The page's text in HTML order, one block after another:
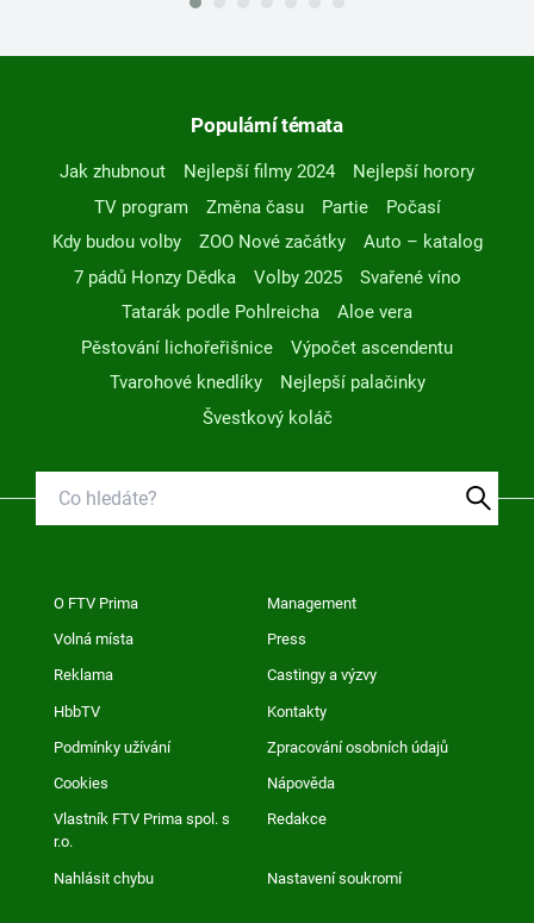
Populární témata
Jak zhubnout Nejlepší filmy 2024
Nejlepší horory
TV program
Změna času Partie
Počasí
Kdy budou volby
ZOO Nové začátky
Auto – katalog
7 pádů Honzy Dědka
Volby 2025
Svařené víno
Tatarák podle Pohlreicha
Aloe vera
Pěstování lichořeřišnice
Výpočet ascendentu
Tvarohové knedlíky
Nejlepší palačinky
Švestkový koláč
O FTV Prima Management
Volná místa Press
Reklama Castingy a výzvy
HbbTV Kontakty
Podmínky užívání Zpracování osobních údajů
Cookies Nápověda
Vlastník FTV Prima spol. s
r.o.
Redakce
Nahlásit chybu Nastavení soukromí